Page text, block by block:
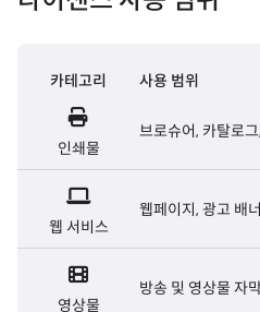
카테고리 사용 범위
인쇄물
브로슈어, 카탈로
웹 서비스
웹페이지, 광고 배
영상물
방송 및 영상물 자